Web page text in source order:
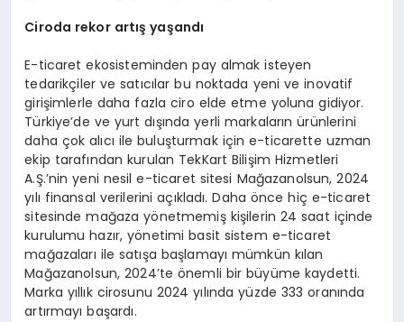
Ciroda rekor artış yaşandı
E-ticaret ekosisteminden pay almak isteyen
tedarikçiler ve satıcılar bu noktada yeni ve inovatif
girişimlerle daha fazla ciro elde etme yoluna gidiyor.
Türkiye’de ve yurt dışında yerli markaların ürünlerini
daha çok alıcı ile buluşturmak için e-ticarette uzman
ekip tarafından kurulan TekKart Bilişim Hizmetleri
A.Ş.’nin yeni nesil e-ticaret sitesi Mağazanolsun, 2024
yılı finansal verilerini açıkladı. Daha önce hiç e-ticaret
sitesinde mağaza yönetmemiş kişilerin 24 saat içinde
kurulumu hazır, yönetimi basit sistem e-ticaret
mağazaları ile satışa başlamayı mümkün kılan
Mağazanolsun, 2024’te önemli bir büyüme kaydetti.
Marka yıllık cirosunu 2024 yılında yüzde 333 oranında
artırmayı başardı.